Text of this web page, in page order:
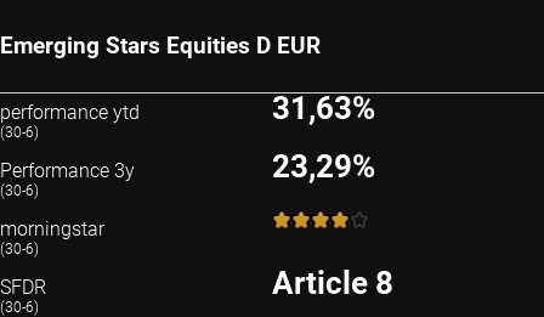
Emerging Stars Equities D EUR
performance ytd
(30-6)
31,63%
Performance 3y
(30-6)
23,29%
morningstar
(30-6)
4 / 5
SFDR
(30-6)
Article 8